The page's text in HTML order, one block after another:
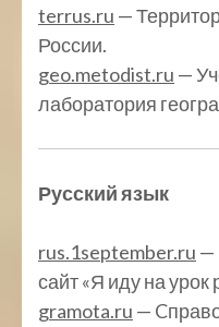
terrus.ru —
России.
geo.metodist.ru —
лаборатория
Русский язык
rus.1september.ru —
сайт «Я иду на урок
gramota.ru —